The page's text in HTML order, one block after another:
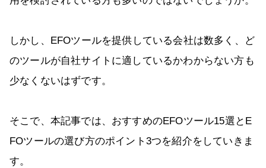
しかし、EFOツールを提供している会社は数多く、ど
のツールが自社サイトに適しているかわからない方も
少なくないはずです。
そこで、本記事では、おすすめのEFOツール15選とE
FOツールの選び方のポイント3つを紹介をしていきま
す。